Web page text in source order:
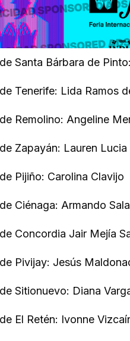
Santa Bárbara de
Tenerife: Lida Ramos
Remolino: Angeline
Zapayán: Lauren Lucia
Pijiño: Carolina Clavijo
Ciénaga: Armando
Concordia Jair Mejía
Pivijay: Jesús
Sitionuevo: Diana
El Retén: Ivonne